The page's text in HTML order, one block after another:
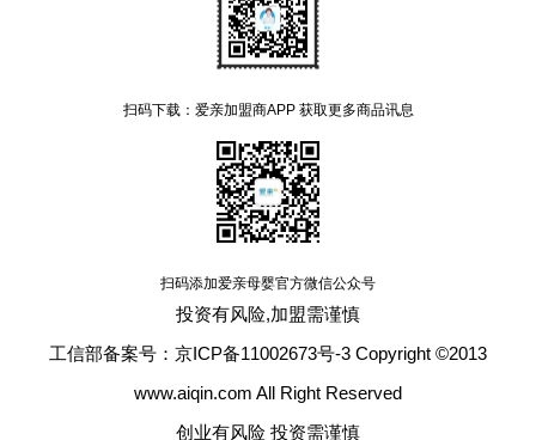
扫码下载：爱亲加盟商APP 获取更多商品讯息
扫码添加爱亲母婴官方微信公众号
投资有风险,加盟需谨慎
工信部备案号：京ICP备11002673号-3 Copyright ©2013
www.aiqin.com All Right Reserved
创业有风险 投资需谨慎